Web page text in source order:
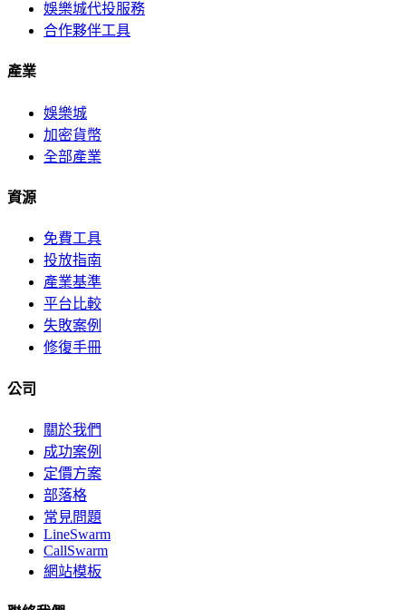
娛樂城代投服務
合作夥伴工具
產業
娛樂城
加密貨幣
全部產業
資源
免費工具
投放指南
產業基準
平台比較
失敗案例
修復手冊
公司
關於我們
成功案例
定價方案
部落格
常見問題
LineSwarm
CallSwarm
網站模板